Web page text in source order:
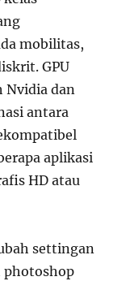
mobilitas,
GPU
Nvidia dan
antara
aplikasi
HD atau
settingan
photoshop